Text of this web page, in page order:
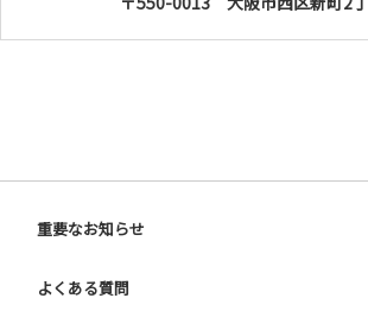
重要なお知らせ
よくある質問